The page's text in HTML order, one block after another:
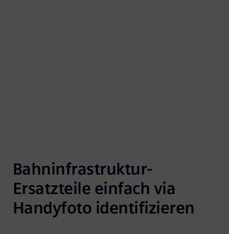
Bahninfrastruktur-
Ersatzteile einfach via
Handyfoto identifizieren